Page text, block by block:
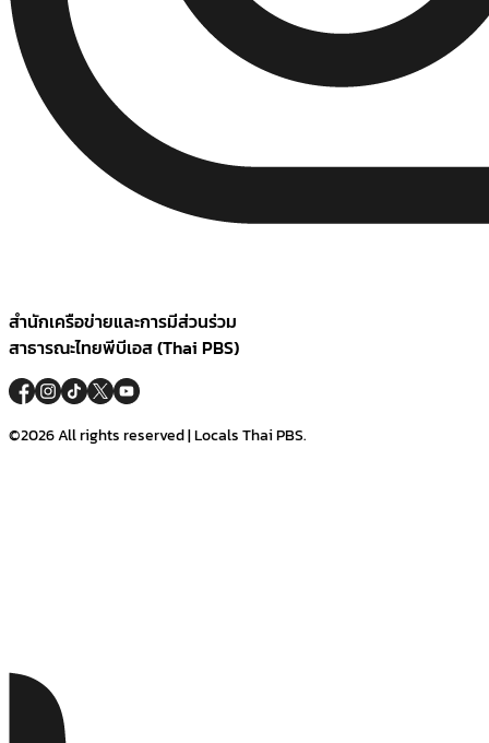
สำนักเครือข่ายและการมีส่วนร่วม
สาธารณะไทยพีบีเอส (Thai PBS)
©2026 All rights reserved | Locals Thai PBS.